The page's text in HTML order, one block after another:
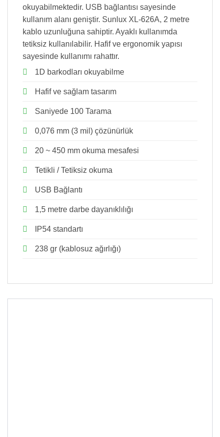
okuyabilmektedir. USB bağlantısı sayesinde
kullanım alanı geniştir. Sunlux XL-626A, 2 metre
kablo uzunluğuna sahiptir. Ayaklı kullanımda
tetiksiz kullanılabilir. Hafif ve ergonomik yapısı
sayesinde kullanımı rahattır.
1D barkodları okuyabilme
Hafif ve sağlam tasarım
Saniyede 100 Tarama
0,076 mm (3 mil) çözünürlük
20 ~ 450 mm okuma mesafesi
Tetikli / Tetiksiz okuma
USB Bağlantı
1,5 metre darbe dayanıklılığı
IP54 standartı
238 gr (kablosuz ağırlığı)